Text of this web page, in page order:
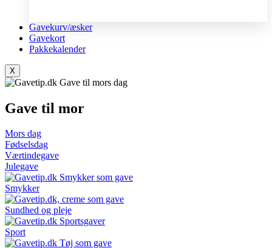
Gavekurv/æsker
Gavekort
Pakkekalender
X
Gave til mor
Mors dag
Fødselsdag
Værtindegave
Julegave
Smykker
Sundhed og pleje
Sport